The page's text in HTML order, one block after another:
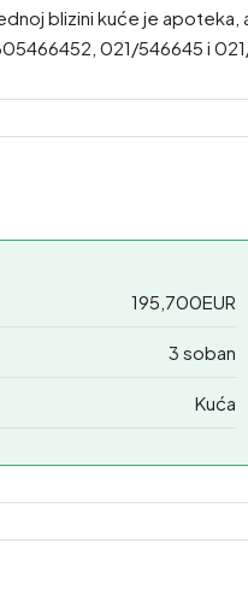
blizini kuće je
021/546645 i
195,700EUR
3 soban
Kuća